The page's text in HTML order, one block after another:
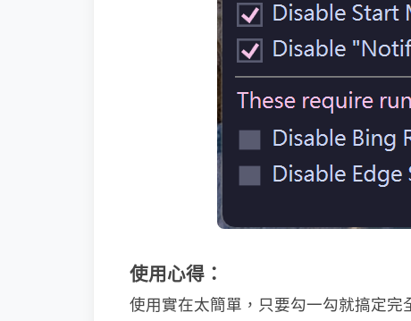
使用心得：
使用實在太簡單，只要勾一勾就搞定